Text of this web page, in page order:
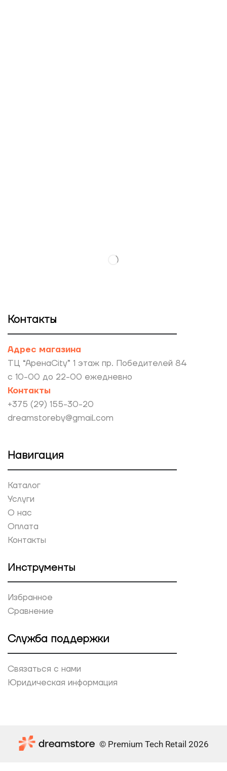
Контакты
Адрес магазина
ТЦ “АренаCity” 1 этаж пр. Победителей 84
с 10-00 до 22-00 ежедневно
Контакты
+375 (29) 155-30-20
dreamstoreby@gmail.com
Навигация
Каталог
Услуги
О нас
Оплата
Контакты
Инструменты
Избранное
Сравнение
Служба поддержки
Связаться с нами
Юридическая информация
© Premium Tech Retail 2026